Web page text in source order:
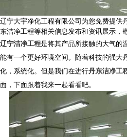
辽宁大宇净化工程有限公司为您免费提供
东洁净工程等相关信息发布和资讯展示，
辽宁洁净工程是将其产品所接触的大气的
能有一个更好环境空间。随着科技的强大
化，系统化。但是我们在进行丹东洁净工
面，下面跟着我来一起看看吧。